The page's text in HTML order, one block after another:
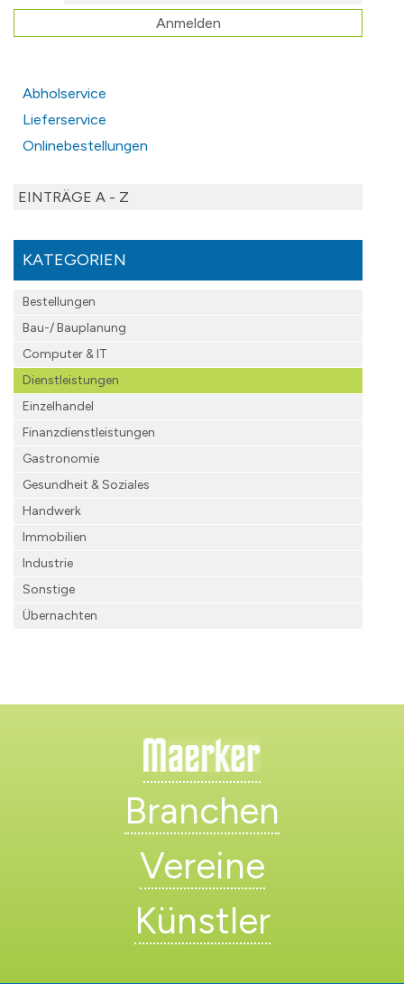
Anmelden
Abholservice
Lieferservice
Onlinebestellungen
EINTRÄGE A - Z
KATEGORIEN
Bestellungen
Bau-/ Bauplanung
Computer & IT
Dienstleistungen
Einzelhandel
Finanzdienst­leistungen
Gastronomie
Gesundheit & Soziales
Handwerk
Immobilien
Industrie
Sonstige
Übernachten
Branchen
Vereine
Künstler